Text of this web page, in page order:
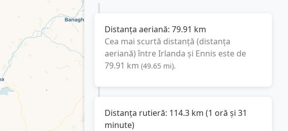
Distanța aeriană: 79.91 km
Cea mai scurtă distanță (distanța
aeriană) întreIrlanda și Ennis este de
79.91 km (49.65 mi).
Distanța rutieră: 114.3 km (1 oră și 31
minute)